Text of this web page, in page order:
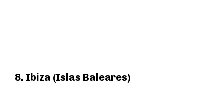
8. Ibiza (Islas Baleares)